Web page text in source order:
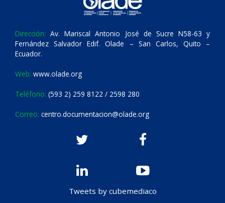
Dirección: Av. Mariscal Antonio José de Sucre N58-63 y
Fernández Salvador Edif. Olade – San Carlos, Quito –
Ecuador.
Web: www.olade.org
Teléfono: (593 2) 259 8122 / 2598 280
Correo: centro.documentacion@olade.org
Tweets by cubemediaco